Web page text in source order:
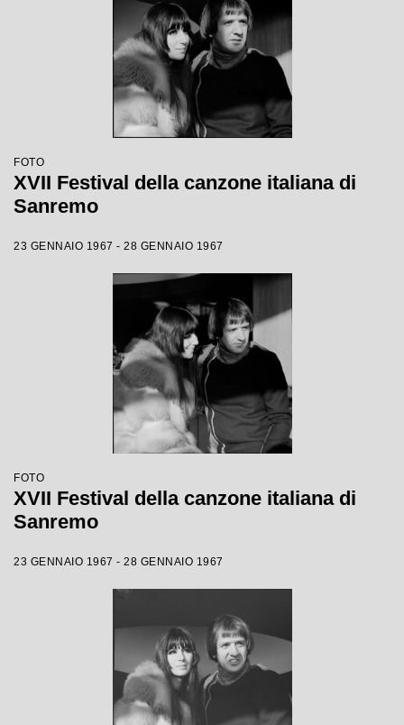
FOTO
XVII Festival della canzone italiana di
Sanremo
23 GENNAIO 1967 - 28 GENNAIO 1967
FOTO
XVII Festival della canzone italiana di
Sanremo
23 GENNAIO 1967 - 28 GENNAIO 1967